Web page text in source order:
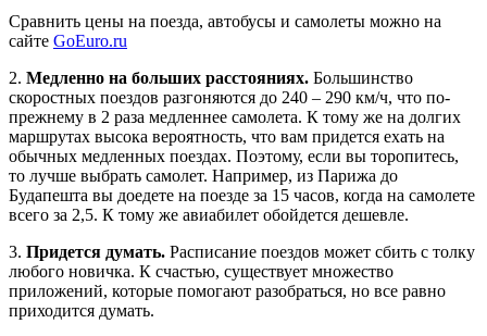
Сравнить цены на поезда, автобусы и самолеты можно на
сайте GoEuro.ru
2. Медленно на больших расстояниях. Большинство
скоростных поездов разгоняются до 240 – 290 км/ч, что по-
прежнему в 2 раза медленнее самолета. К тому же на долгих
маршрутах высока вероятность, что вам придется ехать на
обычных медленных поездах. Поэтому, если вы торопитесь,
то лучше выбрать самолет. Например, из Парижа до
Будапешта вы доедете на поезде за 15 часов, когда на самолете
всего за 2,5. К тому же авиабилет обойдется дешевле.
3. Придется думать. Расписание поездов может сбить с толку
любого новичка. К счастью, существует множество
приложений, которые помогают разобраться, но все равно
приходится думать.